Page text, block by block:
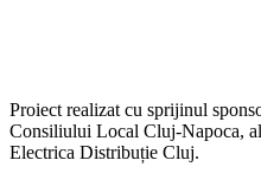
Proiect realizat cu sprijinul
Consiliului Local Cluj-Napoca,
Electrica Distribuție Cluj.